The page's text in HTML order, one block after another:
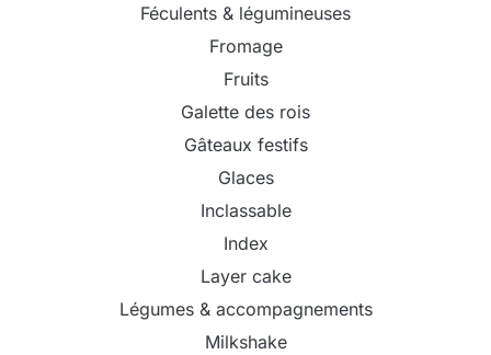
Féculents & légumineuses
Fromage
Fruits
Galette des rois
Gâteaux festifs
Glaces
Inclassable
Index
Layer cake
Légumes & accompagnements
Milkshake